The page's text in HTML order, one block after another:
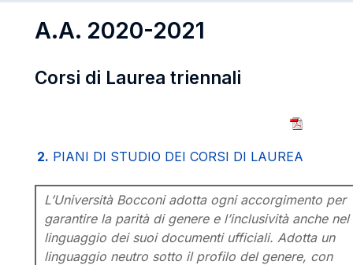
A.A. 2020-2021
Corsi di Laurea triennali
2. PIANI DI STUDIO DEI CORSI DI LAUREA
L’Università Bocconi adotta ogni accorgimento per
garantire la parità di genere e l’inclusività anche nel
linguaggio dei suoi documenti ufficiali. Adotta un
linguaggio neutro sotto il profilo del genere, con